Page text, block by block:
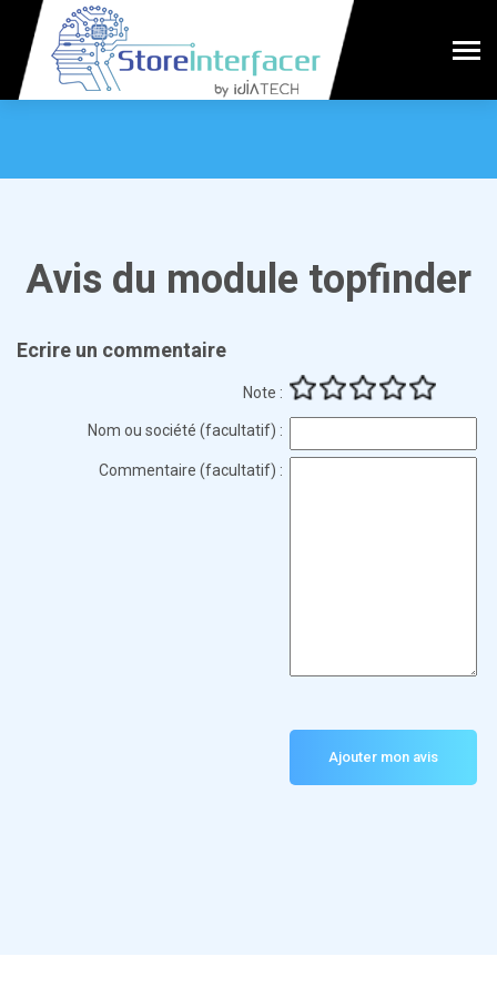
Avis du module topfinder
Ecrire un commentaire
Note :
Nom ou société (facultatif) :
Commentaire (facultatif) :